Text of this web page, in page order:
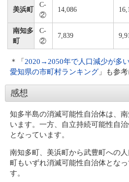
美浜町
C-
②
14,086
南知多
町
C-
②
7,839
＊「2020→2050年で人口減少が多
愛知県の市町村ランキング 」も参
感想
知多半島の消滅可能性自治体は、
います。一方、自立持続可能性自
となっています。
南知多町、美浜町から武豊町への
町もいずれ消滅可能性自治体とな
す。